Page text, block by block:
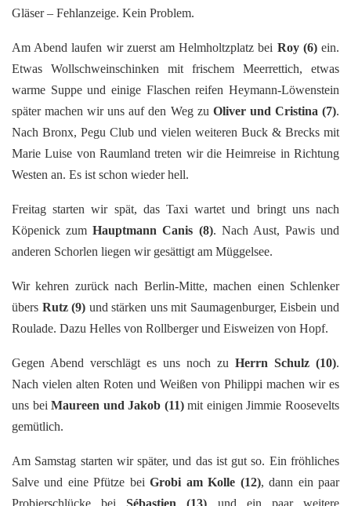
Gläser – Fehlanzeige. Kein Problem.
Am Abend laufen wir zuerst am Helmholtzplatz bei Roy (6)ein.
Etwas Wollschweinschinken mit frischem Meerrettich, etwas
warme Suppe und einige Flaschen reifen Heymann-Löwenstein
später machen wir uns auf den Weg zu Oliver und Cristina (7).
Nach Bronx, Pegu Club und vielen weiteren Buck & Brecks mit
Marie Luise von Raumland treten wir die Heimreise in Richtung
Westen an. Es ist schon wieder hell.
Freitag starten wir spät, das Taxi wartet und bringt uns nach
Köpenick zumHauptmann Canis (8). Nach Aust, Pawis und
anderen Schorlen liegen wir gesättigt am Müggelsee.
Wir kehren zurück nach Berlin-Mitte, machen einen Schlenker
übers Rutz (9) und stärken uns mit Saumagenburger, Eisbein und
Roulade. Dazu Helles von Rollberger und Eisweizen von Hopf.
Gegen Abend verschlägt es uns noch zu Herrn Schulz (10).
Nach vielen alten Roten und Weißen von Philippi machen wir es
uns beiMaureen und Jakob (11)mit einigen Jimmie Roosevelts
gemütlich.
Am Samstag starten wir später, und das ist gut so. Ein fröhliches
Salve und eine Pfütze beiGrobi am Kolle (12), dann ein paar